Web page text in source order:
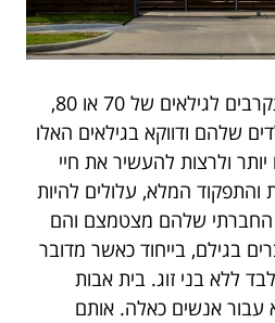
הורים מבוגרים שכבר מתקרבים לגילאים של 70 או 80,
שלהם ודווקא בגילאים האלו
ולרצות להעשיר את חיי
המלא, עלולים להיות
שלהם מצטמצם והם
בגילם, בייחוד כאשר מדובר
ללא בני זוג. בית אבות
עבור אנשים כאלה. אותם